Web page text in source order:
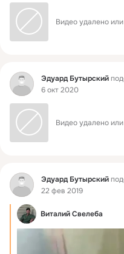
Видео удалено
Фид Эдуард Бутырский
6 окт 2020
Видео удалено
Фид Эдуард Бутырский
22 фев 2019
Bиталий Cвелеба